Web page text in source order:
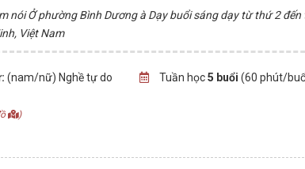
nói Ở phường Bình Dương à Dạy buổi sáng dạy từ thứ 2 đến
Việt Nam
(nam/nữ) Nghề tự do Tuần học5 buổi (60 phút/
)